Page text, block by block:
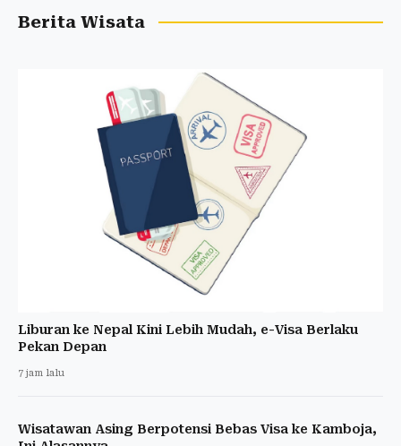
Berita Wisata
Liburan ke Nepal Kini Lebih Mudah, e-Visa Berlaku
Pekan Depan
7 jam lalu
Wisatawan Asing Berpotensi Bebas Visa ke Kamboja,